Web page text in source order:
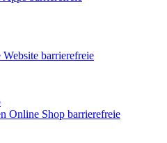
barrierefreie
Online Shop barrierefreie